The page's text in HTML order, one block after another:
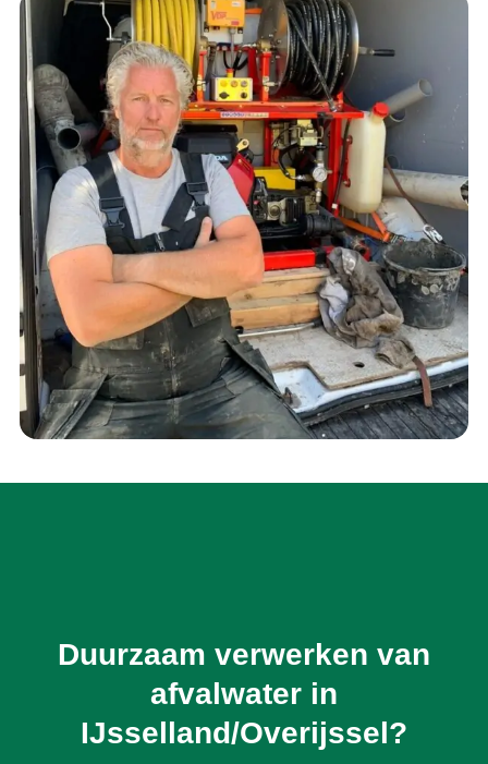
Duurzaam verwerken van
afvalwater in
IJsselland/Overijssel?